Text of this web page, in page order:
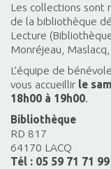
Les collections sont
de la bibliothèque
Lecture
Monréjeau,
L’équipe de
vous accueillir le
18h00 à 19h00.
Bibliothèque
RD 817
64170 LACQ
Tél : 05 59 71 71